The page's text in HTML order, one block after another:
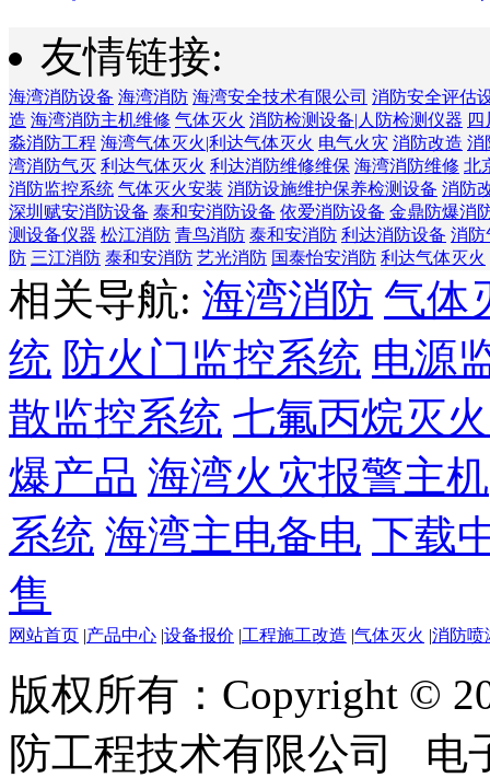
友情链接:
海湾消防设备 海湾消防 海湾安全技术有限公司 消防安全评估
造 海湾消防主机维修 气体灭火 消防检测设备|人防检测仪器
淼消防工程 海湾气体灭火|利达气体灭火 电气火灾 消防改造 消
湾消防气灭 利达气体灭火 利达消防维修维保 海湾消防维修 北
消防监控系统 气体灭火安装 消防设施维护保养检测设备 消防
深圳赋安消防设备 泰和安消防设备 依爱消防设备 金鼎防爆消
测设备仪器 松江消防 青鸟消防 泰和安消防 利达消防设备 消防
防 三江消防 泰和安消防 艺光消防 国泰怡安消防 利达气体灭火
相关导航: 海湾消防 气体
统 防火门监控系统 电源
散监控系统 七氟丙烷灭
爆产品 海湾火灾报警主机
系统 海湾主电备电 下载
售
网站首页 |产品中心 |设备报价 |工程施工改造 |气体灭火 |消防喷
版权所有：Copyright ©
防工程技术有限公司 电